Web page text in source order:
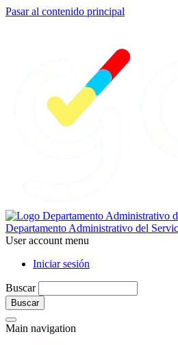
Pasar al contenido principal
Departamento Administrativo del
User account menu
Iniciar sesión
Buscar
Main navigation